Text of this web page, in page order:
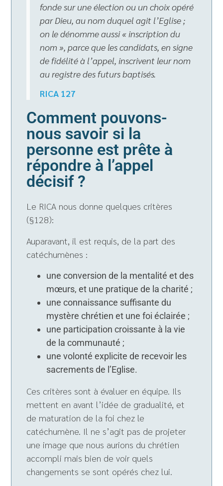
fonde sur une élection ou un choix opéré
par Dieu, au nom duquel agit l’Eglise ;
on le dénomme aussi « inscription du
nom », parce que les candidats, en signe
de fidélité à l’appel, inscrivent leur nom
au registre des futurs baptisés.
RICA 127
Comment pouvons-
nous savoir si la
personne est prête à
répondre à l’appel
décisif ?
Le RICA nous donne quelques critères
(§128):
Auparavant, il est requis, de la part des
catéchumènes :
une conversion de la mentalité et des
mœurs, et une pratique de la charité ;
une connaissance suffisante du
mystère chrétien et une foi éclairée ;
une participation croissante à la vie
de la communauté ;
une volonté explicite de recevoir les
sacrements de l’Eglise.
Ces critères sont à évaluer en équipe. Ils
mettent en avant l’idée de gradualité, et
de maturation de la foi chez le
catéchumène. Il ne s’agit pas de projeter
une image que nous aurions du chrétien
accompli mais bien de voir quels
changements se sont opérés chez lui.